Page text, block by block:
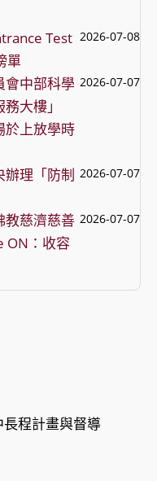
Test
單
2026-07-08
會中部科學
大樓」
於上放學時
2026-07-07
辦理「防制 2026-07-07
教慈濟慈善
ON：收容
2026-07-07
程計畫與督導